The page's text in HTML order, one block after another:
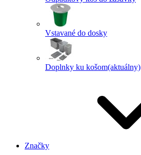
Vstavané do dosky
Doplnky ku košom(aktuálny)
Značky